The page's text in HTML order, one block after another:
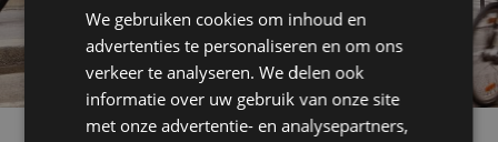
We gebruiken cookies om inhoud en
advertenties te personaliseren en om ons
verkeer te analyseren. We delen ook
informatie over uw gebruik van onze site
met onze advertentie- en analysepartners,